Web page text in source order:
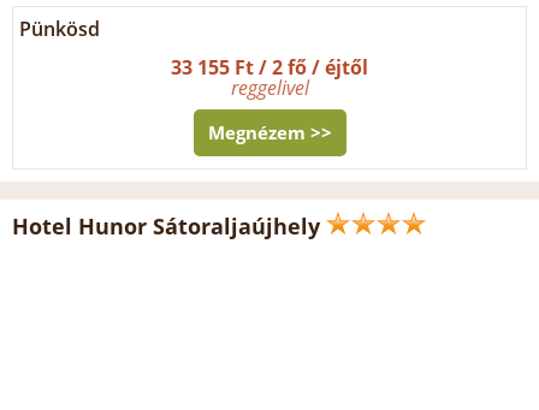
Pünkösd
33 155 Ft / 2 fő / éjtől
reggelivel
Megnézem >>
Hotel Hunor Sátoraljaújhely